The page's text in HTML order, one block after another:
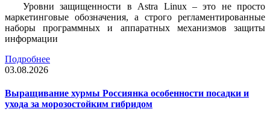
Уровни защищенности в Astra Linux – это не просто
маркетинговые обозначения, а строго регламентированные
наборы программных и аппаратных механизмов защиты
информации
Подробнее
03.08.2026
Выращивание хурмы Россиянка особенности посадки и
ухода за морозостойким гибридом